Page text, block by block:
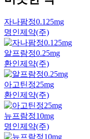
자나팜정0.125mg
명인제약(주)
알프람정0.25mg
환인제약(주)
아고틴정25mg
환인제약(주)
뉴프람정10mg
명인제약(주)